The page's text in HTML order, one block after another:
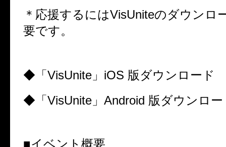
＊応援するにはVisUniteのダウンロ
要です。
◆「 VisUnite 」 iOS 版ダウンロード
◆「 VisUnite 」 Android 版ダウンロー
■イベント概要